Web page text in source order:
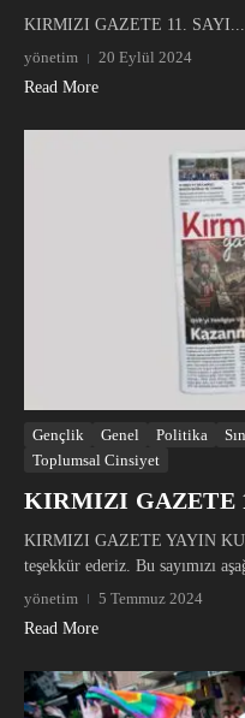
KIRMIZI GAZETE 11.
yönetim
20 Eylül 2024
Read More
Gençlik Genel Politika
Toplumsal Cinsiyet
KIRMIZI GAZETE
KIRMIZI GAZETE YAYIN
teşekkür ederiz. Bu sayımızı
yönetim
5 Temmuz 2024
Read More